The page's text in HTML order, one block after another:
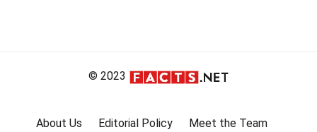
© 2023
About Us Editorial Policy
Meet the Team